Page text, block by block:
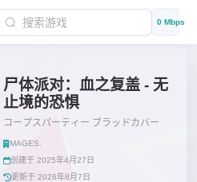
0 Mbps
尸体派对：血之复盖 - 无
止境的恐惧
コープスパーティー ブラッドカバー
MAGES.
创建于 2025年4月27日
更新于 2026年8月7日